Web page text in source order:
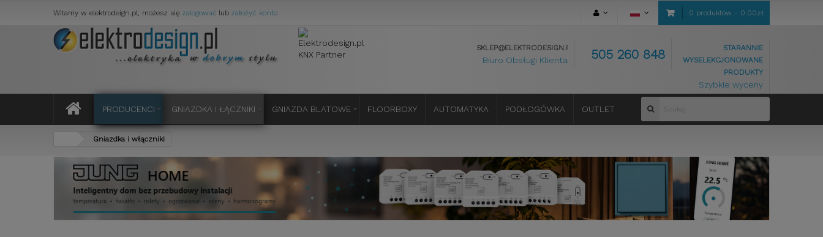
0 produktów - 0.00zł
Witamy w elektrodeign.pl, możesz się zalogować lub założyć konto
STARANNIE
WYSELEKCJONOWANE
PRODUKTY
Szybkie wyceny
505 260 848
SKLEP@ELEKTRODESIGN.PL
Biuro Obsługi Klienta
PRODUCENCI GNIAZDKA I ŁĄCZNIKI GNIAZDA BLATOWE FLOORBOXY AUTOMATYKA PODŁOGÓWKA OUTLET
Gniazdka i włączniki